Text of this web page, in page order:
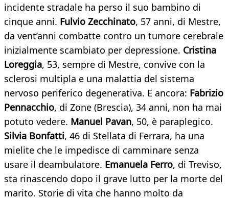
incidente stradale ha perso il suo bambino di
cinque anni. Fulvio Zecchinato, 57 anni, di Mestre,
da vent’anni combatte contro un tumore cerebrale
inizialmente scambiato per depressione. Cristina
Loreggia, 53, sempre di Mestre, convive con la
sclerosi multipla e una malattia del sistema
nervoso periferico degenerativa. E ancora: Fabrizio
Pennacchio, di Zone (Brescia), 34 anni, non ha mai
potuto vedere. Manuel Pavan, 50, è paraplegico.
Silvia Bonfatti, 46 di Stellata di Ferrara, ha una
mielite che le impedisce di camminare senza
usare il deambulatore. Emanuela Ferro, di Treviso,
sta rinascendo dopo il grave lutto per la morte del
marito. Storie di vita che hanno molto da